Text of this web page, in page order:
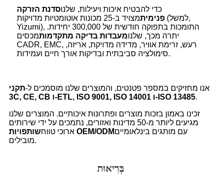
כדי להבטיח איכות ויעילות, שלנוסדנת הזרקה
פנימית
מצויד ב-25 מכונות אוטומטיות מדויקות (למשל,
Yizumi), התומכות בתפוקה חודשית של 300,000 יחידות.
יתרה מכך, שלנומעבדות בדיקה מתקדמותמכסים
CADR, EMC, רעש, זרימת אוויר, מדידה מדויקת, אריזה,
סימולציה סביבתית ובדיקות אורך חיים ועמידות.
אנו מחזיקים במספר פטנטים, והמוצרים שלנו מוסמכים ל-תקני
3C, CE, CB ו-ETL, ISO 9001, ISO 14001 ו-ISO 13485.
זכינו באמון בזכות מוצרים ופתרונות איכותיים. המוצרים שלנו
מגיעים ליותר מ-50 מדינות ואזורים, נתמכים על ידי שירותים
ארוכי טווח שותפויות OEM/ODMעם מותגים בינלאומיים
מובילים.
בְּרִיאוּת